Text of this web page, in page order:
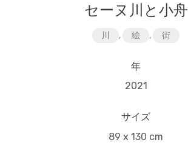
セーヌ川と小舟
川 , 絵 , 街
年
2021
サイズ
89 x 130 cm